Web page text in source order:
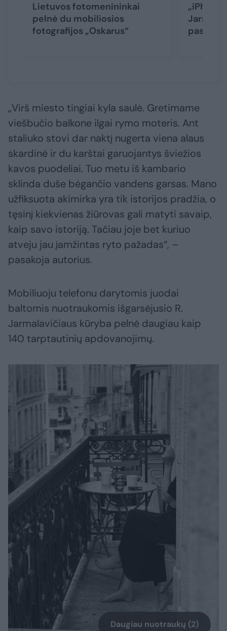
Lietuvos fotomenininkai
pelnė du mobiliosios
fotografijos „Oskarus“
„Virš miesto tingiai kyla saulė. Gretimame
viešbučio balkone ilgai rymo moteris. Ant
staliuko stovi dar naktį nugerta viena alaus
skardinė ir du karštai garuojantys šviežios
kavos puodeliai. Tuo metu iš kambario
sklinda duše bėgančio vandens garsas. Mano
užfiksuota akimirka yra tik istorijos pradžia, o
tęsinį kiekvienas žiūrovas gali matyti savaip,
kaip savo istoriją. Tačiau joje bet kuriuo
atveju jau įamžintas ryto pažadas“, –
pasakoja autorius.
Mobiliuoju telefonu darytomis juodai
baltomis nuotraukomis išgarsėjusio R.
Jarmalavičiaus kūryba pelnė daugiau kaip
140 tarptautinių apdovanojimų.
Daugiau nuotraukų (2)